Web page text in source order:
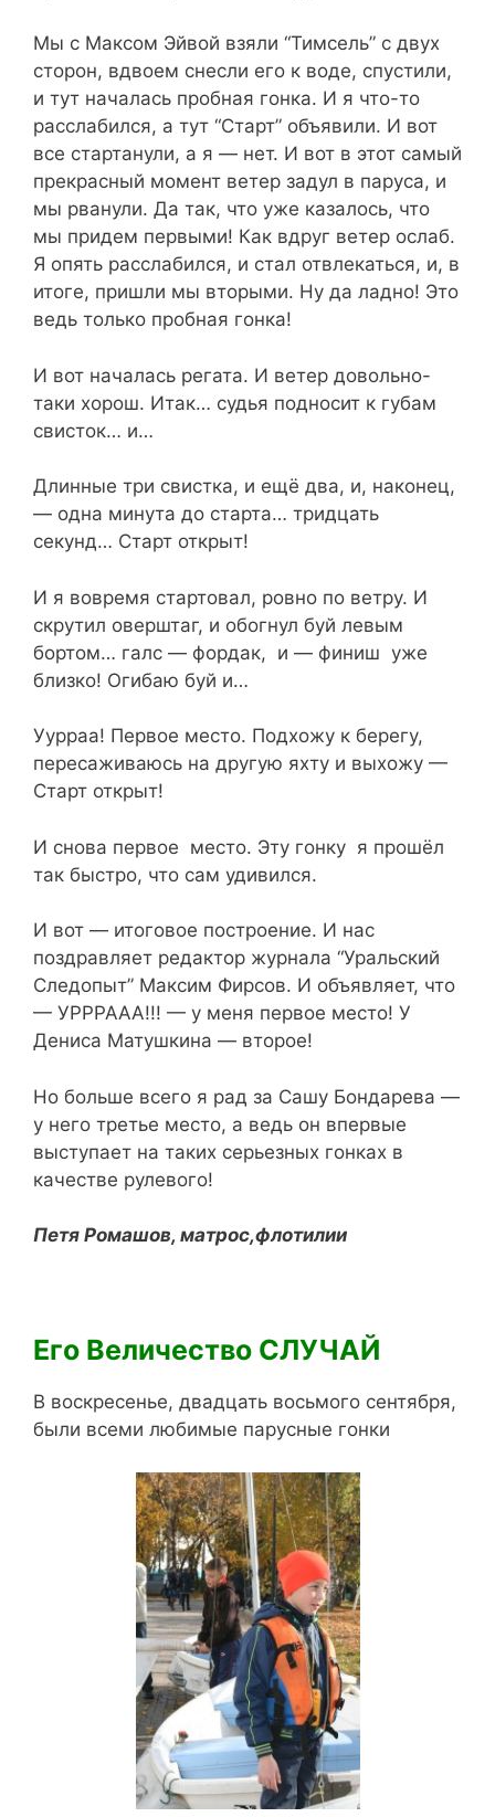
Мы с Максом Эйвой взяли “Тимсель” с двух
сторон, вдвоем снесли его к воде, спустили,
и тут началась пробная гонка. И я что-то
расслабился, а тут “Старт” объявили. И вот
все стартанули, а я — нет. И вот в этот самый
прекрасный момент ветер задул в паруса, и
мы рванули. Да так, что уже казалось, что
мы придем первыми! Как вдруг ветер ослаб.
Я опять расслабился, и стал отвлекаться, и, в
итоге, пришли мы вторыми. Ну да ладно! Это
ведь только пробная гонка!
И вот началась регата. И ветер довольно-
таки хорош. Итак… судья подносит к губам
свисток… и…
Длинные три свистка, и ещё два, и, наконец,
— одна минута до старта… тридцать
секунд… Старт открыт!
И я вовремя стартовал, ровно по ветру. И
скрутил оверштаг, и обогнул буй левым
бортом… галс — фордак, и — финиш уже
близко! Огибаю буй и…
Уурраа! Первое место. Подхожу к берегу,
пересаживаюсь на другую яхту и выхожу —
Старт открыт!
И снова первое место. Эту гонку я прошёл
так быстро, что сам удивился.
И вот — итоговое построение. И нас
поздравляет редактор журнала “Уральский
Следопыт” Максим Фирсов. И объявляет, что
— УРРРААА!!! — у меня первое место! У
Дениса Матушкина — второе!
Но больше всего я рад за Сашу Бондарева —
у него третье место, а ведь он впервые
выступает на таких серьезных гонках в
качестве рулевого!
Петя Ромашов, матрос,флотилии
Его Величество СЛУЧАЙ
В воскресенье, двадцать восьмого сентября,
были всеми любимые парусные гонки